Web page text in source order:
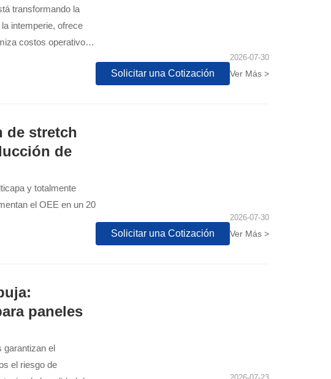
transformando la
intemperie, ofrece
costos operativos.
2026-07-30
Solicitar una Cotización Ver Más >
de stretch
de
y totalmente
el OEE en un 20
2026-07-30
Solicitar una Cotización Ver Más >
paneles
garantizan el
el riesgo de